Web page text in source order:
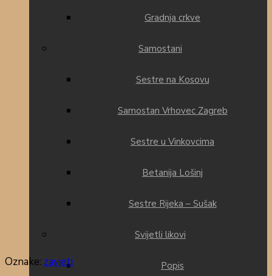
Gradnja crkve
Samostani
Sestre na Kosovu
Samostan Vrhovec Zagreb
Sestre u Vinkovcima
Betanija Lošinj
Sestre Rijeka – Sušak
Svijetli likovi
Popis
Oznake: zavjeti